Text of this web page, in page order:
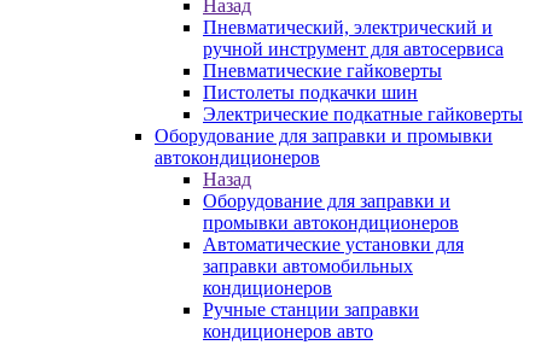
Назад
Пневматический, электрический и
ручной инструмент для автосервиса
Пневматические гайковерты
Пистолеты подкачки шин
Электрические подкатные гайковерты
Оборудование для заправки и промывки
автокондиционеров
Назад
Оборудование для заправки и
промывки автокондиционеров
Автоматические установки для
заправки автомобильных
кондиционеров
Ручные станции заправки
кондиционеров авто